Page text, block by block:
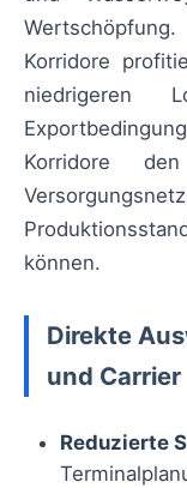
Korridore
niedrigeren
Korridore
können.
Direkte
und Carrier
Reduzierte